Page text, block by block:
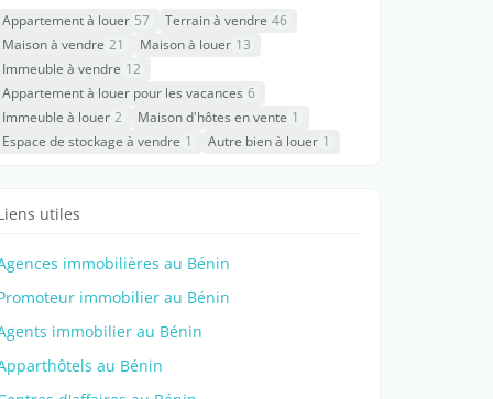
Appartement à louer 57 Terrain à vendre 46
Maison à vendre 21 Maison à louer 13
Immeuble à vendre 12
Appartement à louer pour les vacances 6
Immeuble à louer 2 Maison d'hôtes en vente 1
Espace de stockage à vendre 1 Autre bien à louer 1
utiles
immobilières au Bénin
immobilier au Bénin
immobilier au Bénin
au Bénin